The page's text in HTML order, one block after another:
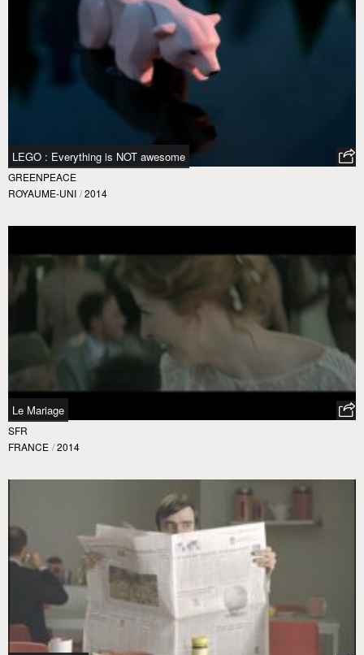
LEGO : Everything is NOT awesome
GREENPEACE
ROYAUME-UNI / 2014
Le Mariage
SFR
FRANCE / 2014